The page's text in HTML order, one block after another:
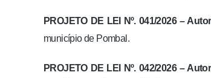
PROJETO DE LEI Nº. 041/2026 –
município de Pombal.
PROJETO DE LEI Nº. 042/2026 –